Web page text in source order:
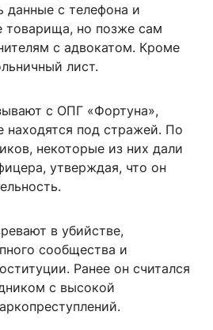
данные с телефона и
товарища, но позже сам
с адвокатом. Кроме
лист.
с ОПГ «Фортуна»,
под стражей. По
некоторые из них дали
утверждая, что он
в убийстве,
сообщества и
Ранее он считался
с высокой